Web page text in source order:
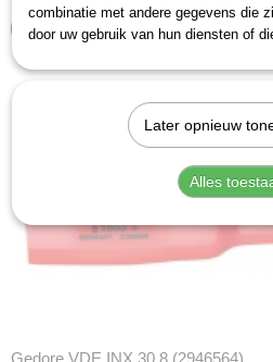
IN WINKELWAGEN
combinatie met andere gegevens die
door uw gebruik van hun diensten of
Later opnieuw
Alles